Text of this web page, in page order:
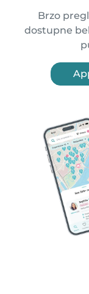
Brzo
dostupne